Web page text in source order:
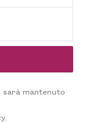
sarà mantenuto